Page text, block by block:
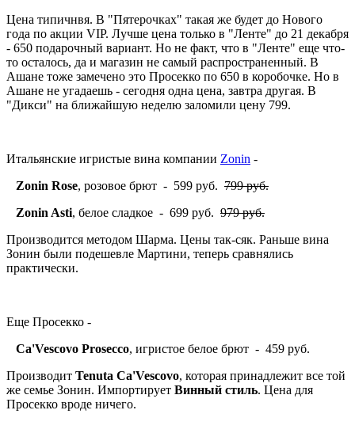
Цена типичнвя. В "Пятерочках" такая же будет до Нового
года по акции VIP. Лучше цена только в "Ленте" до 21 декабря
- 650 подарочный вариант. Но не факт, что в "Ленте" еще что-
то осталось, да и магазин не самый распространенный. В
Ашане тоже замечено это Просекко по 650 в коробочке. Но в
Ашане не угадаешь - сегодня одна цена, завтра другая. В
"Дикси" на ближайшую неделю заломили цену 799.
Итальянские игристые вина компании Zonin -
Zonin Rose, розовое брют - 599 руб. 799 руб.
Zonin Asti, белое сладкое - 699 руб. 979 руб.
Производится методом Шарма. Цены так-сяк. Раньше вина
Зонин были подешевле Мартини, теперь сравнялись
практически.
Еще Просекко -
Ca'Vescovo Prosecco, игристое белое брют - 459 руб.
Производит Tenuta Ca'Vescovo, которая принадлежит все той
же семье Зонин. Импортирует Винный стиль. Цена для
Просекко вроде ничего.